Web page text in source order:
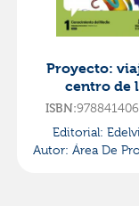
Proyecto:
centro de
medio 1 -
tr·primaria.1er
ISBN:
Editorial:
Autor: Área De